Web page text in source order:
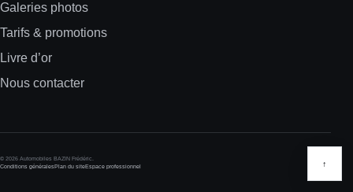
Galeries photos
Tarifs & promotions
Livre d’or
Nous contacter
© 2026 Automobiles BAZIN Frédéric.
Conditions généralesPlan du siteEspace professionnel ↑